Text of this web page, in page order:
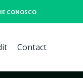
CONOSCO
Contact